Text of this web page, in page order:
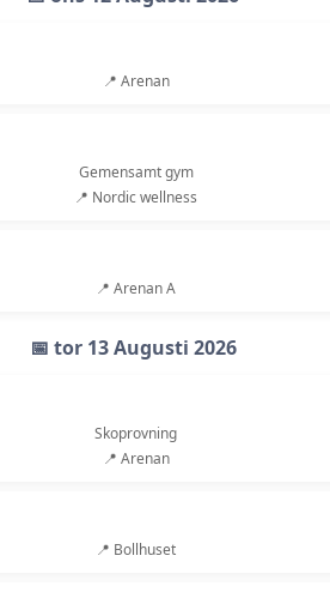
📍 Arenan
Gemensamt gym
📍 Nordic wellness
📍 Arenan A
📅 tor 13 Augusti 2026
Skoprovning
📍 Arenan
📍 Bollhuset